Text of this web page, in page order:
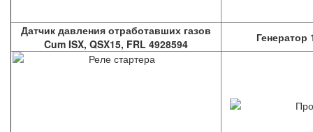
Датчик давления отработавших газов
Cum ISX, QSX15, FRL 4928594
Генератор